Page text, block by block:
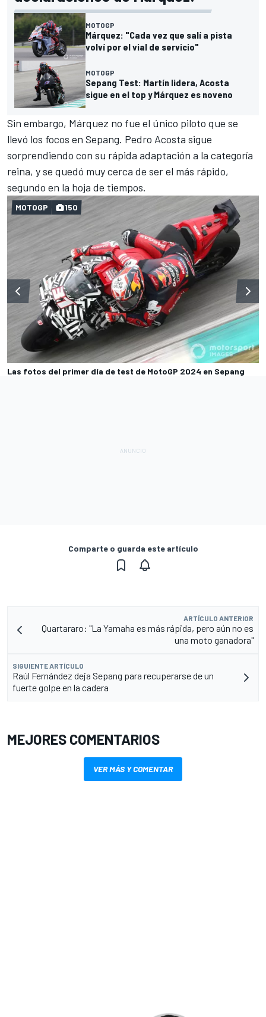
MOTOGP
Márquez: "Cada vez que salí a pista
volví por el vial de servicio"
MOTOGP
Sepang Test: Martín lidera, Acosta
sigue en el top y Márquez es noveno
Sin embargo, Márquez no fue el único piloto que se
llevó los focos en Sepang. Pedro Acosta sigue
sorprendiendo con su rápida adaptación a la categoría
reina, y se quedó muy cerca de ser el más rápido,
segundo en la hoja de tiempos.
Las fotos del primer día de test de MotoGP 2024 en Sepang
MOTOGP 150
Comparte o guarda este artículo
ARTÍCULO ANTERIOR
Quartararo: "La Yamaha es más rápida, pero aún no es
una moto ganadora"
SIGUIENTE ARTÍCULO
Raúl Fernández deja Sepang para recuperarse de un
fuerte golpe en la cadera
MEJORES COMENTARIOS
VER MÁS Y COMENTAR